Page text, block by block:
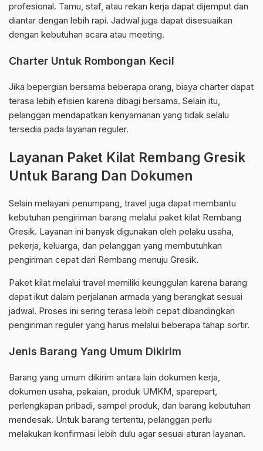
profesional. Tamu, staf, atau rekan kerja dapat dijemput dan
diantar dengan lebih rapi. Jadwal juga dapat disesuaikan
dengan kebutuhan acara atau meeting.
Charter Untuk Rombongan Kecil
Jika bepergian bersama beberapa orang, biaya charter dapat
terasa lebih efisien karena dibagi bersama. Selain itu,
pelanggan mendapatkan kenyamanan yang tidak selalu
tersedia pada layanan reguler.
Layanan Paket Kilat Rembang Gresik
Untuk Barang Dan Dokumen
Selain melayani penumpang, travel juga dapat membantu
kebutuhan pengiriman barang melalui paket kilat Rembang
Gresik. Layanan ini banyak digunakan oleh pelaku usaha,
pekerja, keluarga, dan pelanggan yang membutuhkan
pengiriman cepat dari Rembang menuju Gresik.
Paket kilat melalui travel memiliki keunggulan karena barang
dapat ikut dalam perjalanan armada yang berangkat sesuai
jadwal. Proses ini sering terasa lebih cepat dibandingkan
pengiriman reguler yang harus melalui beberapa tahap sortir.
Jenis Barang Yang Umum Dikirim
Barang yang umum dikirim antara lain dokumen kerja,
dokumen usaha, pakaian, produk UMKM, sparepart,
perlengkapan pribadi, sampel produk, dan barang kebutuhan
mendesak. Untuk barang tertentu, pelanggan perlu
melakukan konfirmasi lebih dulu agar sesuai aturan layanan.